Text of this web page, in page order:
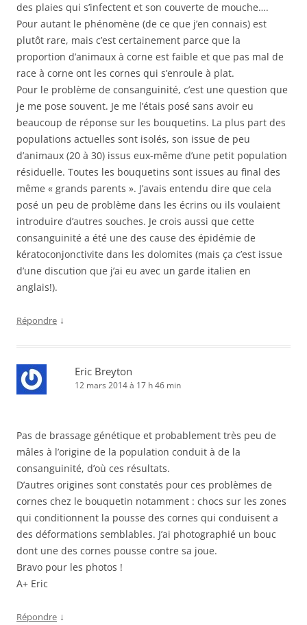
des plaies qui s’infectent et son couverte de mouche….
Pour autant le phénomène (de ce que j’en connais) est
plutôt rare, mais c’est certainement parce que la
proportion d’animaux à corne est faible et que pas mal de
race à corne ont les cornes qui s’enroule à plat.
Pour le problème de consanguinité, c’est une question que
je me pose souvent. Je me l’étais posé sans avoir eu
beaucoup de réponse sur les bouquetins. La plus part des
populations actuelles sont isolés, son issue de peu
d’animaux (20 à 30) issus eux-même d’une petit population
résiduelle. Toutes les bouquetins sont issues au final des
même « grands parents ». J’avais entendu dire que cela
posé un peu de problème dans les écrins ou ils voulaient
introduire d’autres souches. Je crois aussi que cette
consanguinité a été une des cause des épidémie de
kératoconjonctivite dans les dolomites (mais ça c’est issue
d’une discution que j’ai eu avec un garde italien en
anglais!).
Répondre ↓
Eric Breyton
12 mars 2014 à 17 h 46 min
Pas de brassage génétique et probablement très peu de
mâles à l’origine de la population conduit à de la
consanguinité, d’où ces résultats.
D’autres origines sont constatés pour ces problèmes de
cornes chez le bouquetin notamment : chocs sur les zones
qui conditionnent la pousse des cornes qui conduisent a
des déformations semblables. J’ai photographié un bouc
dont une des cornes pousse contre sa joue.
Bravo pour les photos !
A+ Eric
Répondre ↓